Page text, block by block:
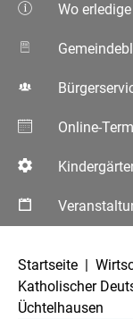
Wo
Online-
Startseite
Katholischer
Üchtelhausen